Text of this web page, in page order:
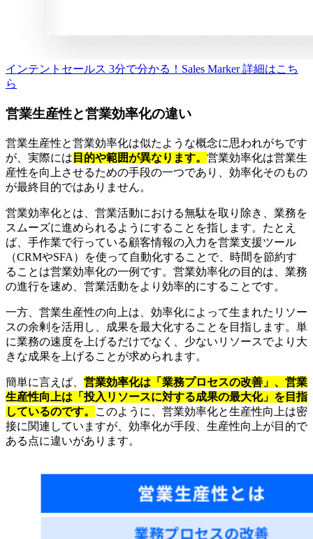
インテントセールス 3分で分かる！Sales Marker 詳細はこち
ら
営業生産性と営業効率化の違い
営業生産性と営業効率化は似たような概念に思われがちです
が、実際には 目的や範囲が異なります。 営業効率化は営業生
産性を向上させるための手段の一つであり、効率化そのもの
が最終目的ではありません。
営業効率化とは、営業活動における無駄を取り除き、業務を
スムーズに進められるようにすることを指します。たとえ
ば、手作業で行っている顧客情報の入力を営業支援ツール
（CRMやSFA）を使って自動化することで、時間を節約す
ることは営業効率化の一例です。営業効率化の目的は、業務
の進行を速め、営業活動をより効率的にすることです。
一方、営業生産性の向上は、効率化によって生まれたリソー
スの余剰を活用し、成果を最大化することを目指します。単
に業務の速度を上げるだけでなく、少ないリソースでより大
きな成果を上げることが求められます。
簡単に言えば、 営業効率化は「業務プロセスの改善」、営業
生産性向上は「投入リソースに対する成果の最大化」を目指
しているのです。
このように、営業効率化と生産性向上は密
接に関連していますが、効率化が手段、生産性向上が目的で
ある点に違いがあります。